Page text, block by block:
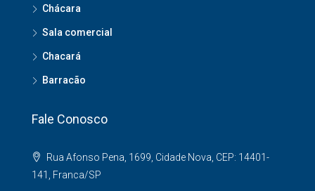
Chácara
Sala comercial
Chacará
Barracão
Fale Conosco
Rua Afonso Pena, 1699, Cidade Nova, CEP: 14401-
141, Franca/SP